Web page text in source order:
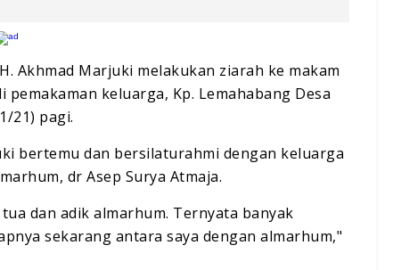
Akhmad Marjuki melakukan ziarah ke makam
keluarga, Kp. Lemahabang Desa
21) pagi.
bertemu dan bersilaturahmi dengan keluarga
dr Asep Surya Atmaja.
dan adik almarhum. Ternyata banyak
sekarang antara saya dengan almarhum,"